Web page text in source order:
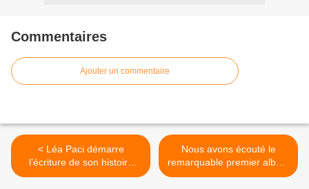
Commentaires
Ajouter un commentaire
< Léa Paci démarre
l’écriture de son histoire
musicale avec « Chapitre 1
Nous avons écouté le
remarquable premier album
de Gauvain Sers ! >